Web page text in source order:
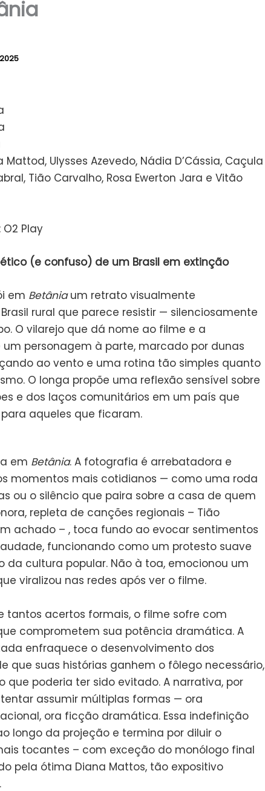
Mattod, Ulysses Azevedo, Nádia D’Cássia, Caçula
Tião Carvalho, Rosa Ewerton Jara e Vitão
Play
(e confuso) de um Brasil em extinção
em Betâniaum retrato visualmente
rural que parece resistir — silenciosamente
O vilarejo que dá nome ao filme e a
personagem à parte, marcado por dunas
ao vento e uma rotina tão simples quanto
O longa propõe uma reflexão sensível sobre
e dos laços comunitários em um país que
aqueles que ficaram.
em Betânia. A fotografia é arrebatadora e
momentos mais cotidianos — como uma roda
ou o silêncio que paira sobre a casa de quem
repleta de canções regionais – Tião
achado – , toca fundo ao evocar sentimentos
funcionando como um protesto suave
cultura popular. Não à toa, emocionou um
viralizou nas redes após ver o filme.
tantos acertos formais, o filme sofre com
comprometem sua potência dramática. A
enfraquece o desenvolvimento dos
que suas histórias ganhem o fôlego necessário,
que poderia ter sido evitado. A narrativa, por
tentar assumir múltiplas formas — ora
ora ficção dramática. Essa indefinição
longo da projeção e termina por diluir o
tocantes – com exceção do monólogo final
pela ótima Diana Mattos, tão expositivo